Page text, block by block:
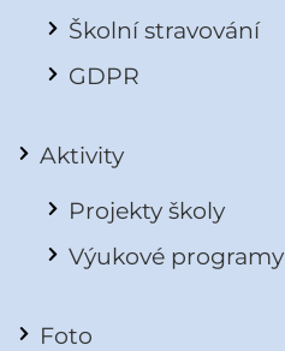
Školní stravování
GDPR
Aktivity
Projekty školy
Výukové programy
Foto